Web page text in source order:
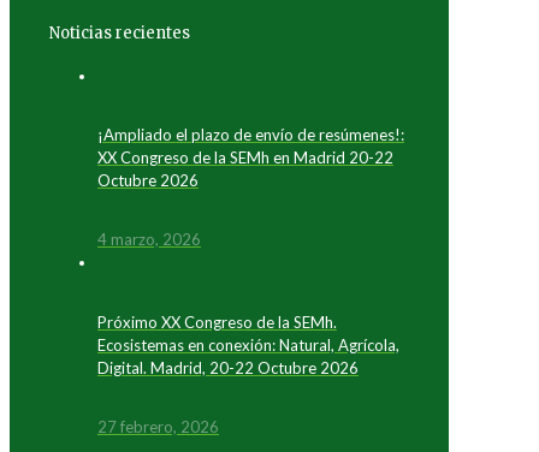
Noticias recientes
¡Ampliado el plazo de envío de resúmenes!:
XX Congreso de la SEMh en Madrid 20-22
Octubre 2026
4 marzo, 2026
Próximo XX Congreso de la SEMh.
Ecosistemas en conexión: Natural, Agrícola,
Digital. Madrid, 20-22 Octubre 2026
27 febrero, 2026